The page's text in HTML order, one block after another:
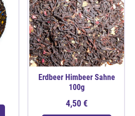
Erdbeer Himbeer Sahne
100g
4,50 €